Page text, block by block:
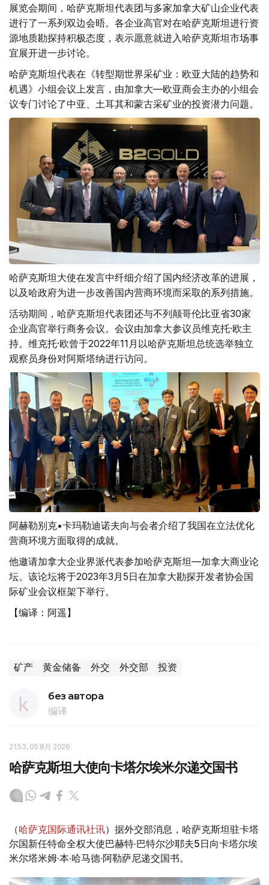
展览会期间，哈萨克斯坦代表团与多家加拿大矿山企业代表
进行了一系列双边会晤。各企业高官对在哈萨克斯坦进行资
源地质勘探持积极态度，表示愿意就进入哈萨克斯坦市场事
宜展开进一步讨论。
哈萨克斯坦代表在《转型期世界采矿业：欧亚大陆的趋势和
机遇》小组会议上发言，由加拿大—欧亚商会主办的小组会
议专门讨论了中亚、土耳其和蒙古采矿业的投资潜力问题。
哈萨克斯坦大使在发言中纤细介绍了国内经济改革的进展，
以及哈政府为进一步改善国内营商环境而采取的系列措施。
活动期间，哈萨克斯坦代表团还与不列颠哥伦比亚省30家
企业高官举行商务会议。会议由加拿大参议员维克托·欧主
持。维克托·欧曾于2022年11月以哈萨克斯坦总统选举独立
观察员身份对阿斯塔纳进行访问。
阿赫勒别克•卡玛勒迪诺夫向与会者介绍了我国在立法优化
营商环境方面取得的成就。
他邀请加拿大企业界派代表参加哈萨克斯坦—加拿大商业论
坛。该论坛将于2023年3月5日在加拿大勘探开发者协会国
际矿业会议框架下举行。
【编译：阿遥】
矿产 黄金储备 外交 外交部 投资
без автора
编译
21:53, 05 8月 2026
哈萨克斯坦大使向卡塔尔埃米尔递交国书
（哈萨克国际通讯社讯）据外交部消息，哈萨克斯坦驻卡塔
尔国新任特命全权大使巴赫特·巴特尔沙耶夫5日向卡塔尔埃
米尔塔米姆·本·哈马德·阿勒萨尼递交国书。